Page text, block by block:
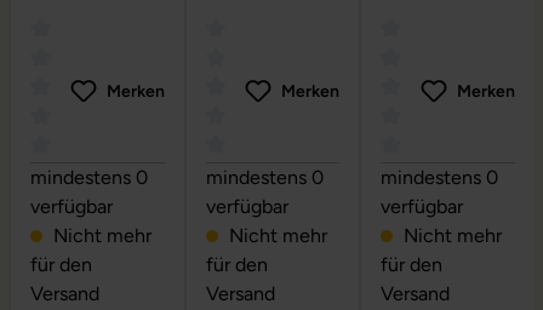
Durchschnittliche Bewertung von 0 von 5 Sternen
Merken
mindestens 0
verfügbar
Nicht mehr
für den
Versand
Durchschnittliche Bewertung von 0
Merken
mindestens 0
verfügbar
Nicht mehr
für den
Versand
Durchschnittliche
Merken
mindestens 0
verfügbar
Nicht mehr
für den
Versand